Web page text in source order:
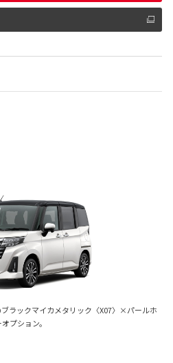
ラックマイカメタリック〈X07〉×パールホ
プション。